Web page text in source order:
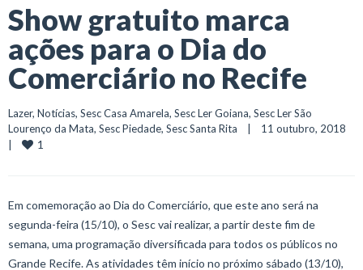
Show gratuito marca
ações para o Dia do
Comerciário no Recife
Lazer, Notícias, Sesc Casa Amarela, Sesc Ler Goiana, Sesc Ler São
Lourenço da Mata, Sesc Piedade, Sesc Santa Rita
    |    11 outubro, 2018
|
1
Em comemoração ao Dia do Comerciário, que este ano será na
segunda-feira (15/10), o Sesc vai realizar, a partir deste fim de
semana, uma programação diversificada para todos os públicos no
Grande Recife. As atividades têm início no próximo sábado (13/10),